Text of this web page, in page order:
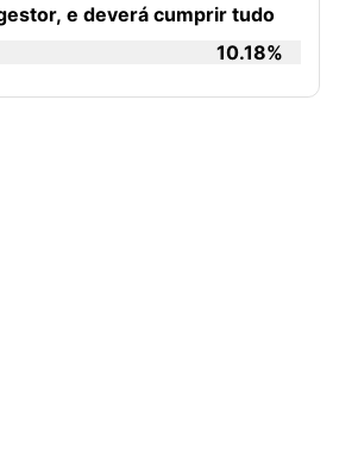
e deverá cumprir tudo
10.18%